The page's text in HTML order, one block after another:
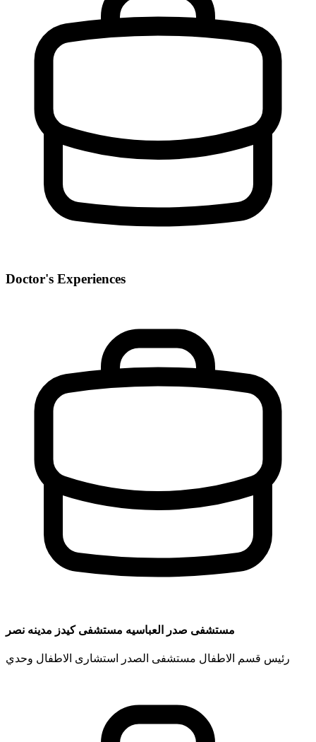
Doctor's Experiences
مستشفى صدر العباسيه مستشفى كيدز مدينه نصر
رئيس قسم الاطفال مستشفى الصدر استشارى الاطفال وحدي